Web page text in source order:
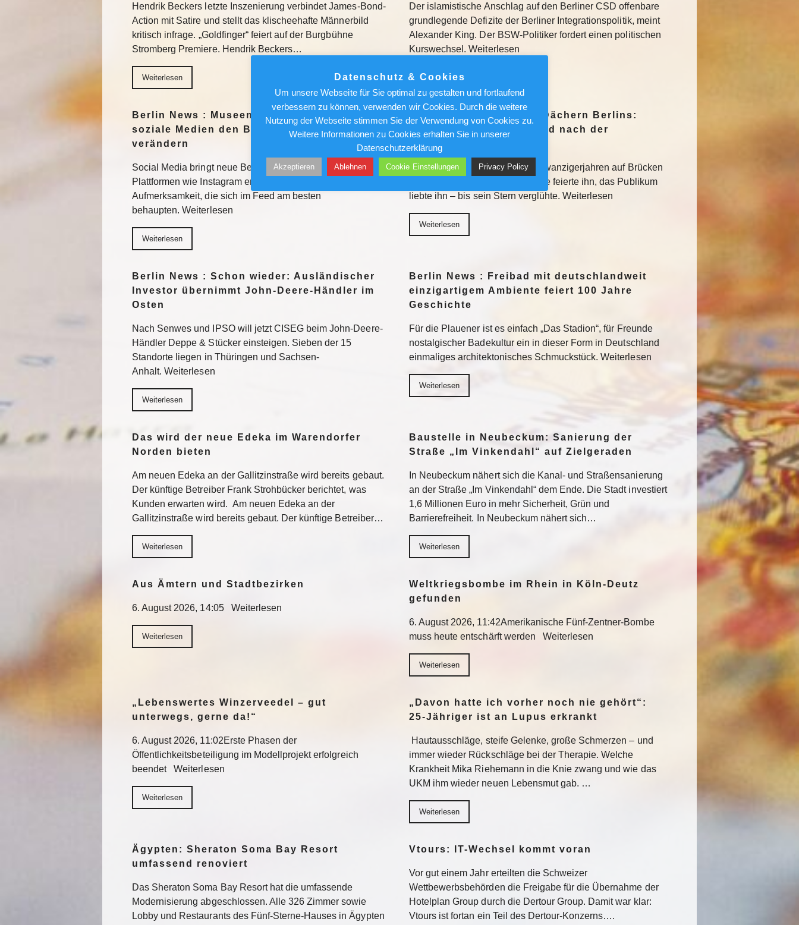
Hendrik Beckers letzte Inszenierung verbindet James-Bond-
Action mit Satire und stellt das klischeehafte Männerbild
kritisch infrage. „Goldfinger“ feiert auf der Burgbühne
Stromberg Premiere. Hendrik Beckers…
Weiterlesen
Der islamistische Anschlag auf den Berliner CSD offenbare
grundlegende Defizite der Berliner Integrationspolitik, meint
Alexander King. Der BSW-Politiker fordert einen politischen
Kurswechsel. Weiterlesen
Weiterlesen
Berlin News : Museen für den Feed: Wie
soziale Medien den Blick auf Kunst
verändern
Social Media bringt neue Besucher in die Museen. Doch auf
Plattformen wie Instagram erhalten vor allem jene Motive
Aufmerksamkeit, die sich im Feed am besten
behaupten. Weiterlesen
Weiterlesen
Berlin News : Über den Dächern Berlins:
Alfred Torge und die Jagd nach der
Sensation
Ungesichert kletterte er in den Zwanzigerjahren auf Brücken
und Geschäftshäuser. Die Presse feierte ihn, das Publikum
liebte ihn – bis sein Stern verglühte. Weiterlesen
Weiterlesen
Berlin News : Schon wieder: Ausländischer
Investor übernimmt John-Deere-Händler im
Osten
Nach Senwes und IPSO will jetzt CISEG beim John-Deere-
Händler Deppe & Stücker einsteigen. Sieben der 15
Standorte liegen in Thüringen und Sachsen-
Anhalt. Weiterlesen
Weiterlesen
Berlin News : Freibad mit deutschlandweit
einzigartigem Ambiente feiert 100 Jahre
Geschichte
Für die Plauener ist es einfach „Das Stadion“, für Freunde
nostalgischer Badekultur ein in dieser Form in Deutschland
einmaliges architektonisches Schmuckstück. Weiterlesen
Weiterlesen
Das wird der neue Edeka im Warendorfer
Norden bieten
Am neuen Edeka an der Gallitzinstraße wird bereits gebaut.
Der künftige Betreiber Frank Strohbücker berichtet, was
Kunden erwarten wird. Am neuen Edeka an der
Gallitzinstraße wird bereits gebaut. Der künftige Betreiber…
Weiterlesen
Baustelle in Neubeckum: Sanierung der
Straße „Im Vinkendahl“ auf Zielgeraden
In Neubeckum nähert sich die Kanal- und Straßensanierung
an der Straße „Im Vinkendahl“ dem Ende. Die Stadt investiert
1,6 Millionen Euro in mehr Sicherheit, Grün und
Barrierefreiheit. In Neubeckum nähert sich…
Weiterlesen
Aus Ämtern und Stadtbezirken
6. August 2026, 14:05 Weiterlesen
Weiterlesen
Weltkriegsbombe im Rhein in Köln-Deutz
gefunden
6. August 2026, 11:42Amerikanische Fünf-Zentner-Bombe
muss heute entschärft werden Weiterlesen
Weiterlesen
„Lebenswertes Winzerveedel – gut
unterwegs, gerne da!“
6. August 2026, 11:02Erste Phasen der
Öffentlichkeitsbeteiligung im Modellprojekt erfolgreich
beendet Weiterlesen
Weiterlesen
„Davon hatte ich vorher noch nie gehört“:
25-Jähriger ist an Lupus erkrankt
Hautausschläge, steife Gelenke, große Schmerzen – und
immer wieder Rückschläge bei der Therapie. Welche
Krankheit Mika Riehemann in die Knie zwang und wie das
UKM ihm wieder neuen Lebensmut gab. …
Weiterlesen
Ägypten: Sheraton Soma Bay Resort
umfassend renoviert
Das Sheraton Soma Bay Resort hat die umfassende
Modernisierung abgeschlossen. Alle 326 Zimmer sowie
Lobby und Restaurants des Fünf-Sterne-Hauses in Ägypten
Vtours: IT-Wechsel kommt voran
Vor gut einem Jahr erteilten die Schweizer
Wettbewerbsbehörden die Freigabe für die Übernahme der
Hotelplan Group durch die Dertour Group. Damit war klar:
Vtours ist fortan ein Teil des Dertour-Konzerns….
Datenschutz & Cookies
Um unsere Webseite für Sie optimal zu gestalten und fortlaufend
verbessern zu können, verwenden wir Cookies. Durch die weitere
Nutzung der Webseite stimmen Sie der Verwendung von Cookies zu.
Weitere Informationen zu Cookies erhalten Sie in unserer
Datenschutzerklärung
Akzeptieren Ablehnen Cookie Einstellungen Privacy Policy